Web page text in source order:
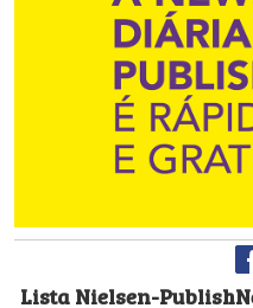
Lista Nielsen-